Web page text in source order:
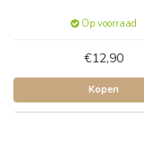
Op voorraad
€12,90
Kopen